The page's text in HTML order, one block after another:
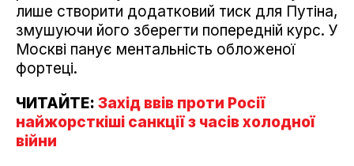
лише створити додатковий тиск для Путіна,
змушуючи його зберегти попередній курс. У
Москві панує ментальність обложеної
фортеці.
ЧИТАЙТЕ: Захід ввів проти Росії
найжорсткіші санкції з часів холодної
війни